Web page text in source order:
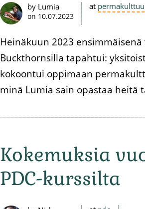
by Lumia
on 10.07.2023
at
Heinäkuun 2023
Buckthornsilla tapahtui:
kokoontui oppimaan
minä Lumia sain opastaa heitä
Kokemuksia
PDC-kurssilta